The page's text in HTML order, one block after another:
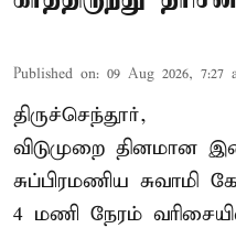
Published on: 09 Aug 2026, 7:27
திருச்செந்தூர்,
விடுமுறை தினமான
சுப்பிரமணிய சுவாமி
4 மணி நேரம்